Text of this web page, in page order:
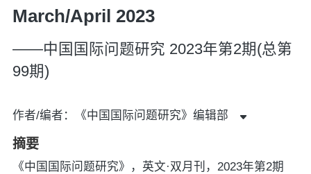
March/April 2023
——中国国际问题研究 2023年第2期(总第
99期)
作者/编者：《中国国际问题研究》编辑部
摘要
《中国国际问题研究》，英文·双月刊，2023年第2期